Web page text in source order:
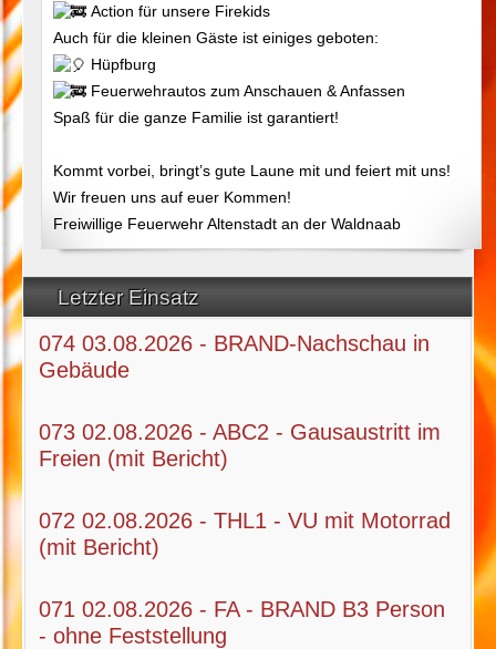
Letzter Einsatz
074 03.08.2026 - BRAND-Nachschau in
Gebäude
073 02.08.2026 - ABC2 - Gausaustritt im
Freien (mit Bericht)
072 02.08.2026 - THL1 - VU mit Motorrad
(mit Bericht)
071 02.08.2026 - FA - BRAND B3 Person
- ohne Feststellung
Action für unsere Firekids
Auch für die kleinen Gäste ist einiges geboten:
Hüpfburg
Feuerwehrautos zum Anschauen & Anfassen
Spaß für die ganze Familie ist garantiert!
Kommt vorbei, bringt’s gute Laune mit und feiert mit uns!
Wir freuen uns auf euer Kommen!
Freiwillige Feuerwehr Altenstadt an der Waldnaab